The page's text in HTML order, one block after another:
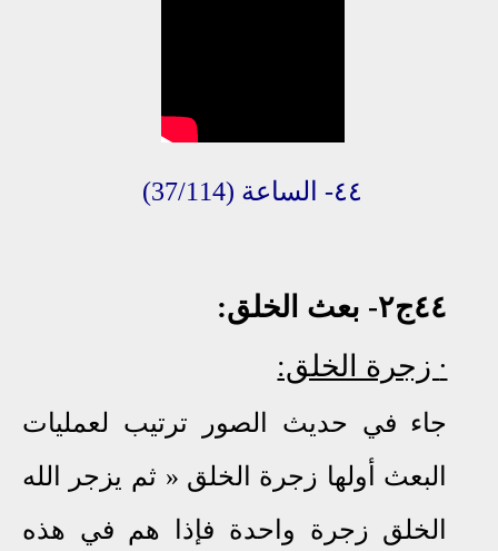
٤٤- الساعة (37/114)
٤٤ج٢
- بعث الخلق:
∙ زجرة الخلق:
جاء في حديث الصور ترتيب لعمليات
البعث أولها زجرة الخلق « ثم يزجر الله
الخلق زجرة واحدة فإذا هم في هذه